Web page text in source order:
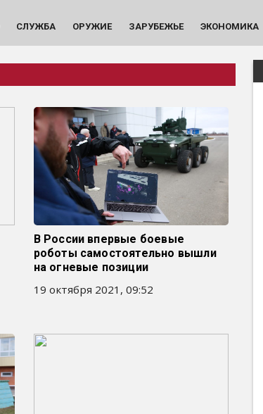
СЛУЖБА ОРУЖИЕ ЗАРУБЕЖЬЕ ЭКОНОМИКА
В России впервые боевые
роботы самостоятельно вышли
на огневые позиции
19 октября 2021, 09:52